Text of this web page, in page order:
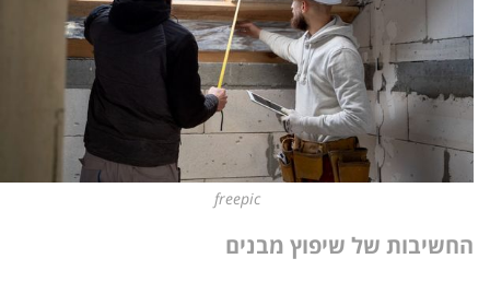
freepic
החשיבות של שיפוץ מבנים